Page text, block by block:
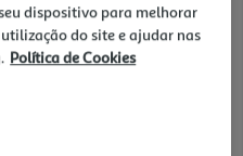
Colibri BP 169, 59650
dispositivo para melhorar
do site e ajudar nas
Política de Cookies